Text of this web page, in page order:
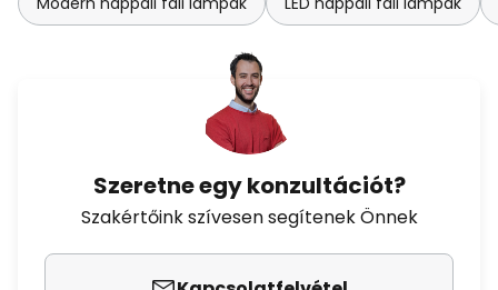
Szeretne egy konzultációt?
Szakértőink szívesen segítenek Önnek